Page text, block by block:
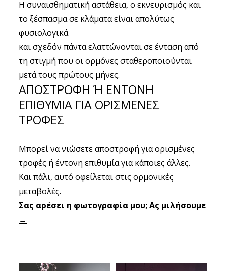
Η συναισθηματική αστάθεια, ο εκνευρισμός και
το ξέσπασμα σε κλάματα είναι απολύτως
φυσιολογικά
και σχεδόν πάντα ελαττώνονται σε ένταση από
τη στιγμή που οι ορμόνες σταθεροποιούνται
μετά τους πρώτους μήνες.
ΑΠΟΣΤΡΟΦΗ Ή ΕΝΤΟΝΗ
ΕΠΙΘΥΜΙΑ ΓΙΑ ΟΡΙΣΜΕΝΕΣ
ΤΡΟΦΕΣ
Μπορεί να νιώσετε αποστροφή για ορισμένες
τροφές ή έντονη επιθυμία για κάποιες άλλες.
Και πάλι, αυτό οφείλεται στις ορμονικές
μεταβολές.
Σας αρέσει η φωτογραφία μου; Ας μιλήσουμε
→